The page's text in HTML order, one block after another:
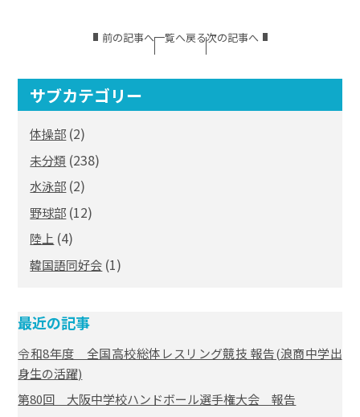
前の記事へ一覧へ戻る次の記事へ
サブカテゴリー
体操部 (2)
未分類 (238)
水泳部 (2)
野球部 (12)
陸上 (4)
韓国語同好会 (1)
最近の記事
令和8年度 全国高校総体レスリング競技 報告(浪商中学出
身生の活躍)
第80回 大阪中学校ハンドボール選手権大会 報告